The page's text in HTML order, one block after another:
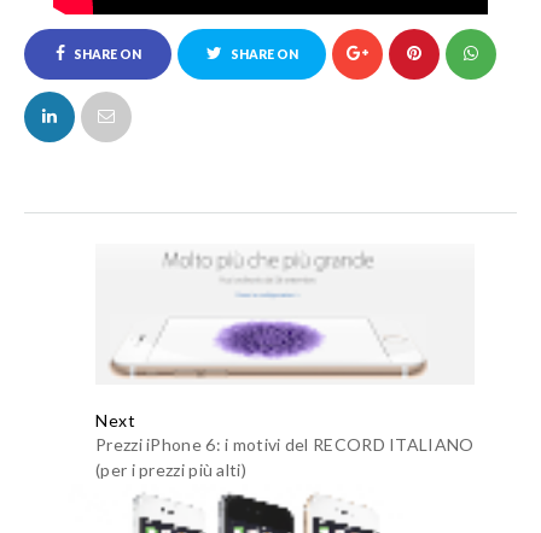
SHARE ON
FACEBOOK
SHARE ON
Next
Prezzi iPhone 6: i motivi del RECORD ITALIANO
(per i prezzi più alti)